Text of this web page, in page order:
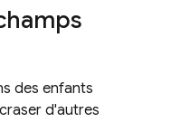
des enfants
d'autres